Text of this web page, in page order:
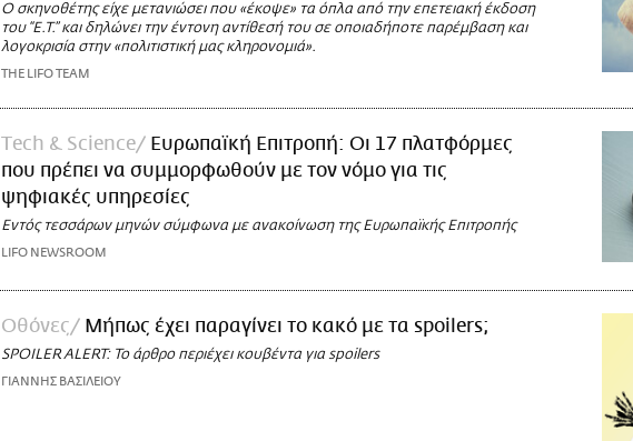
Ο σκηνοθέτης είχε μετανιώσει που «έκοψε» τα όπλα από την επετειακή έκδοση
του “E.T.” και δηλώνει την έντονη αντίθεσή του σε οποιαδήποτε παρέμβαση και
λογοκρισία στην «πολιτιστική μας κληρονομιά».
THE LIFO TEAM
Τech & Science
Ευρωπαϊκή Επιτροπή: Οι 17 πλατφόρμες
που πρέπει να συμμορφωθούν με τον νόμο για τις
ψηφιακές υπηρεσίες
Εντός τεσσάρων μηνών σύμφωνα με ανακοίνωση της Ευρωπαϊκής Επιτροπής
LIFO NEWSROOM
Οθόνες Μήπως έχει παραγίνει το κακό με τα spoilers;
SPOILER ALERT: To άρθρο περιέχει κουβέντα για spoilers
ΓΙΑΝΝΗΣ ΒΑΣΙΛΕΙΟΥ